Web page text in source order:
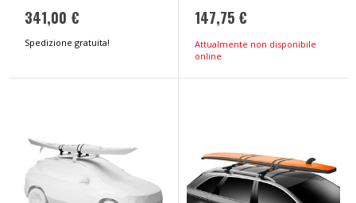
341,00 €
Spedizione gratuita!
147,75 €
Attualmente non disponibile
online